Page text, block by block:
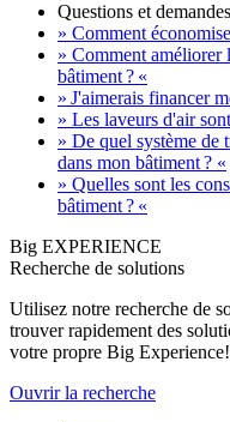
Questions et
» Comment
» Comment améliorer
bâtiment ? «
» J'aimerais financer
» Les laveurs d'air
» De quel système de
dans mon bâtiment ? «
» Quelles sont les
bâtiment ? «
Big EXPERIENCE
Recherche de solutions
Utilisez notre recherche de
trouver rapidement des
votre propre Big Experience!
Ouvrir la recherche